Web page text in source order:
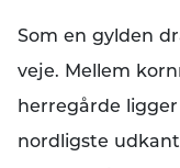
Som en gylden
veje. Mellem
herregårde
nordligste